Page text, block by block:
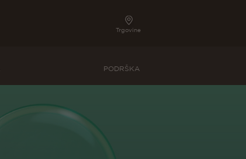
Trgovine
PODRŠKA